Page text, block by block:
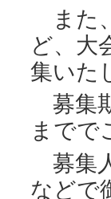
また
ど、大
集いた
募集
までで
募集
などで